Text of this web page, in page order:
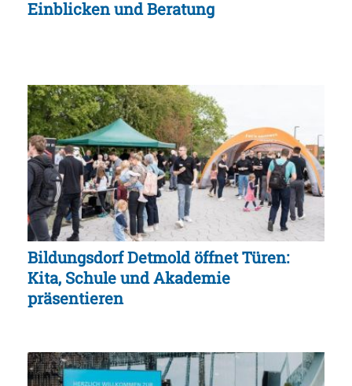
Einblicken und Beratung
Bildungsdorf Detmold öffnet Türen:
Kita, Schule und Akademie
präsentieren